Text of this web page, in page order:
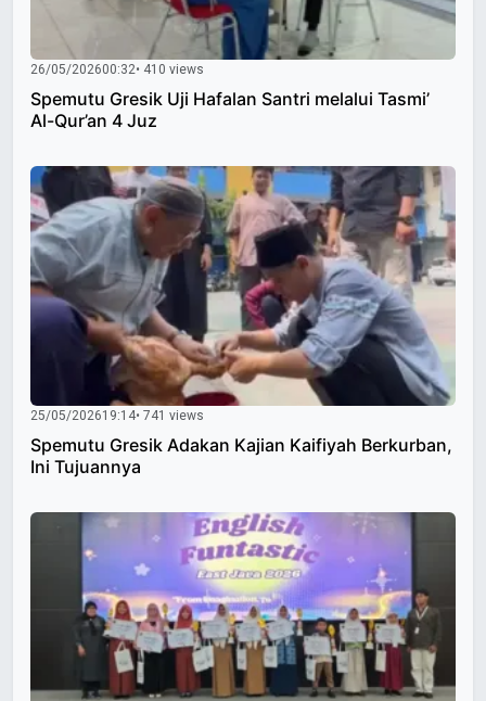
26/05/202600:32• 410 views
Spemutu Gresik Uji Hafalan Santri melalui Tasmi’
Al-Qur’an 4 Juz
25/05/202619:14• 741 views
Spemutu Gresik Adakan Kajian Kaifiyah Berkurban,
Ini Tujuannya